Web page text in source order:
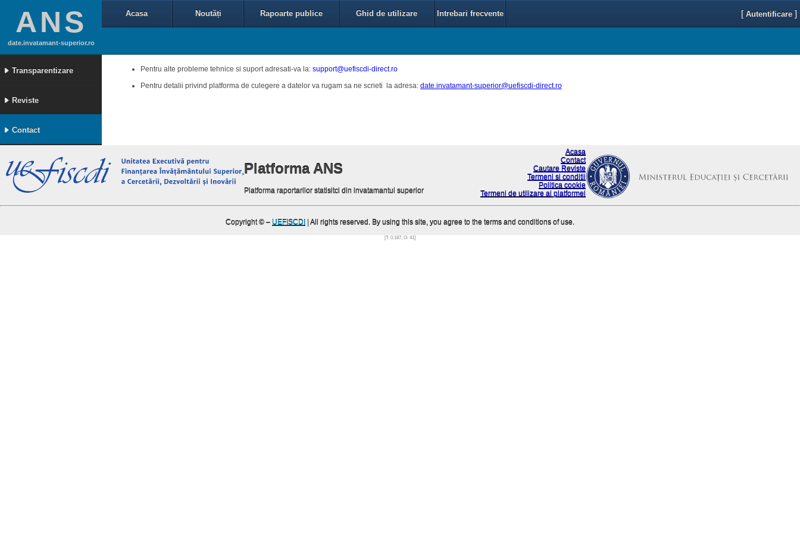
ANS
date.invatamant-superior.ro
Transparentizare
Reviste
Contact
Acasa Noutăți Rapoarte publice Ghid de utilizare Intrebari frecvente [ Autentificare ]
Pentru alte probleme tehnice si suport adresati-va la: support@uefiscdi-direct.ro
Pentru detalii privind platforma de culegere a datelor va rugam sa ne scrieti la adresa: date.invatamant-superior@uefiscdi-direct.ro
Platforma ANS
Platforma raportarilor statisitci din invatamantul superior
Acasa
Contact
Cautare Reviste
Termeni si conditii
Politica cookie
Termeni de utilizare ai platformei
Copyright © – UEFISCDI | All rights reserved. By using this site, you agree to the terms and conditions of use.
[T: 0.187, O: 41]